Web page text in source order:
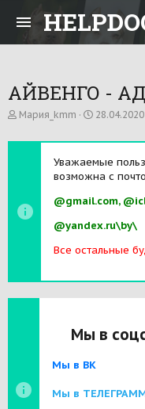
АЙВЕНГО -
А
т
м
ы
Мария_kmm
Д
т
н
а
а
а
28.04.2020
Уважаемые
возможна с
@gmail.com,
@yandex.ru\by\
Все остальные
Мы в
Мы в ВК
Мы в